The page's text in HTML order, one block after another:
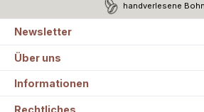
handverlesene
Newsletter
Über uns
Informationen
Rechtliches